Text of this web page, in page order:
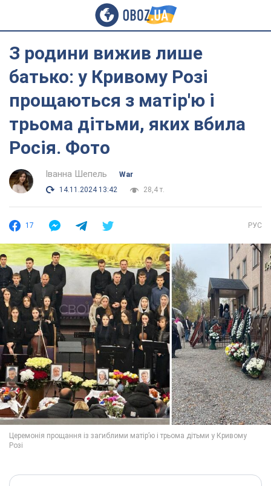
З родини вижив лише
батько: у Кривому Розі
прощаються з матір'ю і
трьома дітьми, яких вбила
Росія. Фото
Іванна Шепель
War
14.11.2024 13:42
28,4 т.
17 РУС